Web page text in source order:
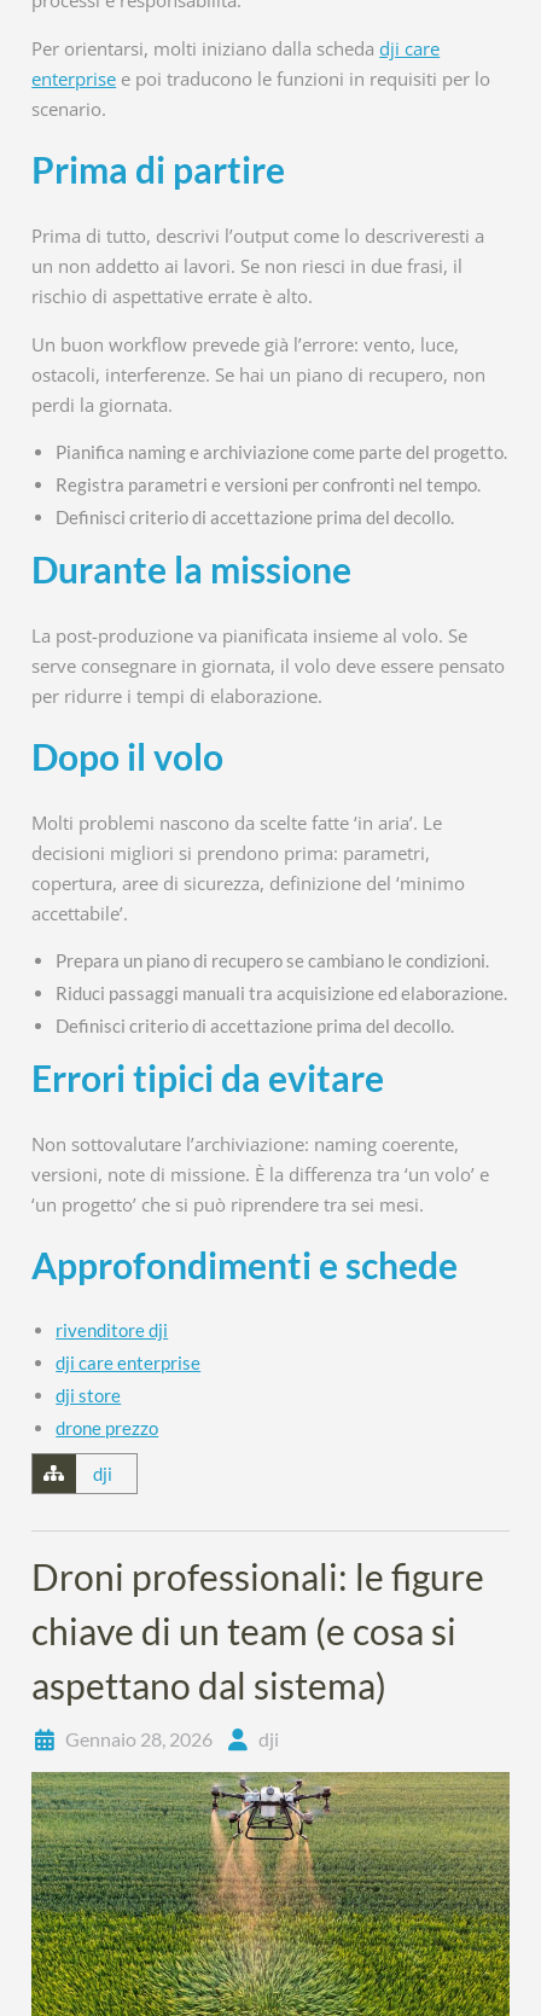
Per orientarsi, molti iniziano dalla schedadji care
enterprise e poi traducono le funzioni in requisiti per lo
scenario.
Prima di partire
Prima di tutto, descrivi l’output come lo descriveresti a
un non addetto ai lavori. Se non riesci in due frasi, il
rischio di aspettative errate è alto.
Un buon workflow prevede già l’errore: vento, luce,
ostacoli, interferenze. Se hai un piano di recupero, non
perdi la giornata.
Pianifica naming e archiviazione come parte del progetto.
Registra parametri e versioni per confronti nel tempo.
Definisci criterio di accettazione prima del decollo.
Durante la missione
La post-produzione va pianificata insieme al volo. Se
serve consegnare in giornata, il volo deve essere pensato
per ridurre i tempi di elaborazione.
Dopo il volo
Molti problemi nascono da scelte fatte ‘in aria’. Le
decisioni migliori si prendono prima: parametri,
copertura, aree di sicurezza, definizione del ‘minimo
accettabile’.
Prepara un piano di recupero se cambiano le condizioni.
Riduci passaggi manuali tra acquisizione ed elaborazione.
Definisci criterio di accettazione prima del decollo.
Errori tipici da evitare
Non sottovalutare l’archiviazione: naming coerente,
versioni, note di missione. È la differenza tra ‘un volo’ e
‘un progetto’ che si può riprendere tra sei mesi.
Approfondimenti e schede
rivenditore dji
dji care enterprise
dji store
drone prezzo
dji
Droni professionali: le figure
chiave di un team (e cosa si
aspettano dal sistema)
Gennaio 28, 2026 dji